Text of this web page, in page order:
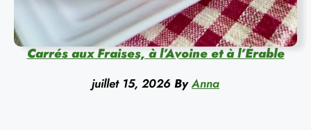
Carrés aux Fraises, à l’Avoine et à l’Érable
juillet 15, 2026 By Anna